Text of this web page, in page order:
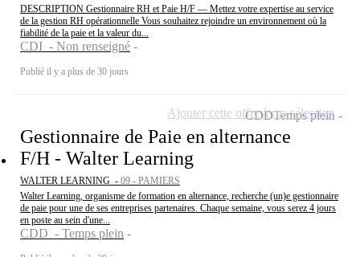
DESCRIPTION Gestionnaire RH et Paie H/F — Mettez votre expertise au service
de la gestion RH opérationnelle Vous souhaitez rejoindre un environnement où la
fiabilité de la paie et la valeur du...
CDI - Non renseigné
Publié il y a plus de 30 jours
Gestionnaire de Paie en alternance
F/H - Walter Learning
WALTER LEARNING - 09 - PAMIERS
Walter Learning, organisme de formation en alternance, recherche (un)e gestionnaire
de paie pour une de ses entreprises partenaires. Chaque semaine, vous serez 4 jours
en poste au sein d'une...
CDD - Temps plein
CDDTemps plein
Ajouter cette offre à ma sélection